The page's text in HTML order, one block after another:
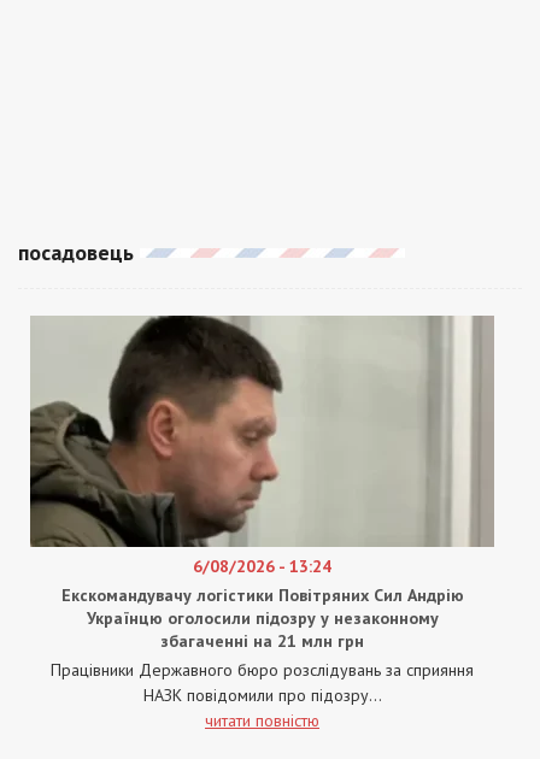
посадовець
6/08/2026 - 13:24
Екскомандувачу логістики Повітряних Сил Андрію
Українцю оголосили підозру у незаконному
збагаченні на 21 млн грн
Працівники Державного бюро розслідувань за сприяння
НАЗК повідомили про підозру...
читати повністю